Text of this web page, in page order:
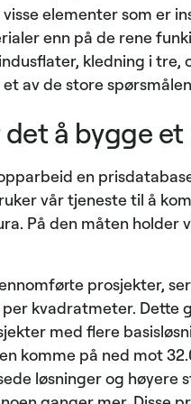
elementer som er
enn på de rene
kledning i
av de store
det å bygge
en
vår tjeneste til å
På den måten holder
prosjekter,
kvadratmeter. Dette
med flere
komme på ned mot
løsninger og